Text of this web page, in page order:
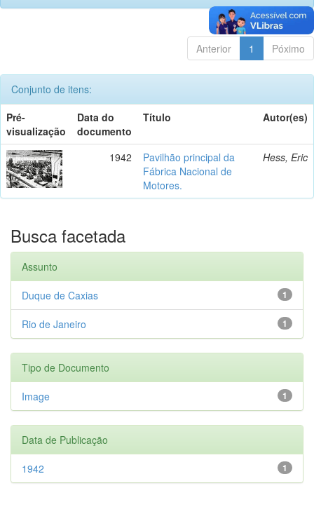
Anterior 1 Póximo
Conjunto de itens:
Pré-
visualização
Data do
documento
Título Autor(es)
1942
Pavilhão principal da
Fábrica Nacional de
Motores.
Hess, Eric
Busca facetada
Assunto
1
Duque de Caxias
1
Rio de Janeiro
Tipo de Documento
1
Image
Data de Publicação
1
1942